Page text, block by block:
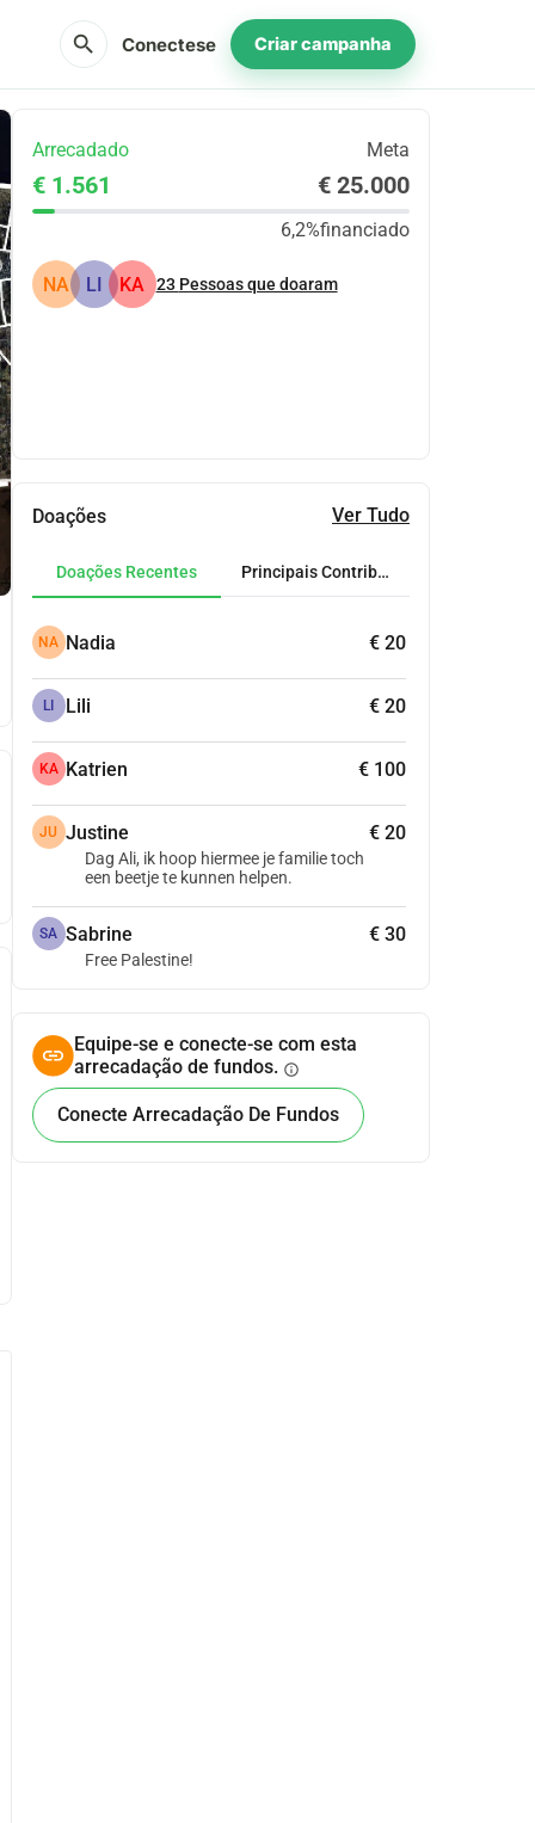
search Conectese Criar campanha
Arrecadado Meta
€ 1.561 € 25.000
6,2%financiado
NA LI KA 23 Pessoas que doaram
Doações Ver Tudo
Doações Recentes Principais Contribuidores
NA Nadia € 20
LI Lili € 20
KA Katrien € 100
JU Justine € 20
Dag Ali, ik hoop hiermee je familie toch
een beetje te kunnen helpen.
SA Sabrine € 30
Free Palestine!
Equipe-se e conecte-se com esta
arrecadação de fundos. info
Conecte Arrecadação De Fundos